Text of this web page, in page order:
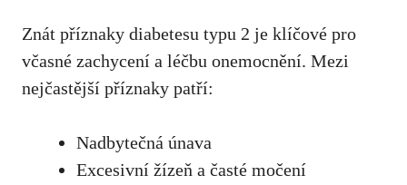
Znát příznaky diabetesu typu 2 je klíčové pro
včasné zachycení a léčbu onemocnění. Mezi
nejčastější‌ příznaky patří:
Nadbytečná únava
Excesivní žízeň a časté ‌močení